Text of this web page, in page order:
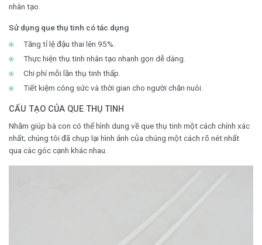
nhân tạo.
Sử dụng que thụ tinh có tác dụng
Tăng tỉ lệ đậu thai lên 95%.
Thực hiện thụ tinh nhân tạo nhanh gọn dễ dàng.
Chi phí mỗi lần thụ tinh thấp.
Tiết kiệm công sức và thời gian cho người chăn nuôi.
CẤU TẠO CỦA QUE THỤ TINH
Nhằm giúp bà con có thể hình dung về que thụ tinh một cách chính xác
nhất; chúng tôi đã chụp lại hình ảnh của chúng một cách rõ nét nhất
qua các góc cạnh khác nhau.